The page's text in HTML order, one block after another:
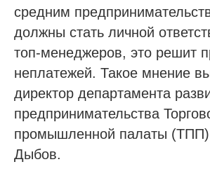
средним
должны стать личной
топ-менеджеров, это решит
неплатежей. Такое мнение
директор департамента
предпринимательства
промышленной палаты
Дыбов.